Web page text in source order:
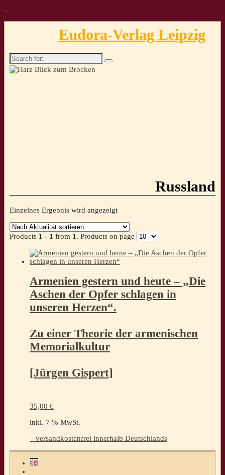
↓
Eudora-Verlag Leipzig
Search
for:
Russland
Einzelnes Ergebnis wird angezeigt
Products 1 - 1 from 1 . Products on page
Armenien gestern und heute – „Die
Aschen der Opfer schlagen in
unseren Herzen“.
Zu einer Theorie der armenischen
Memorialkultur
[Jürgen Gispert]
35,00 €
inkl. 7 % MwSt.
– versandkostenfrei innerhalb Deutschlands